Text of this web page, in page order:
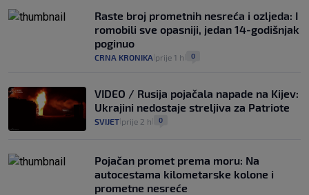
Raste broj prometnih nesreća i ozljeda: I
romobili sve opasniji, jedan 14-godišnjak
poginuo
CRNA KRONIKA prije 1 h 0
VIDEO / Rusija pojačala napade na Kijev:
Ukrajini nedostaje streljiva za Patriote
SVIJET prije 2 h 0
Pojačan promet prema moru: Na
autocestama kilometarske kolone i
prometne nesreće